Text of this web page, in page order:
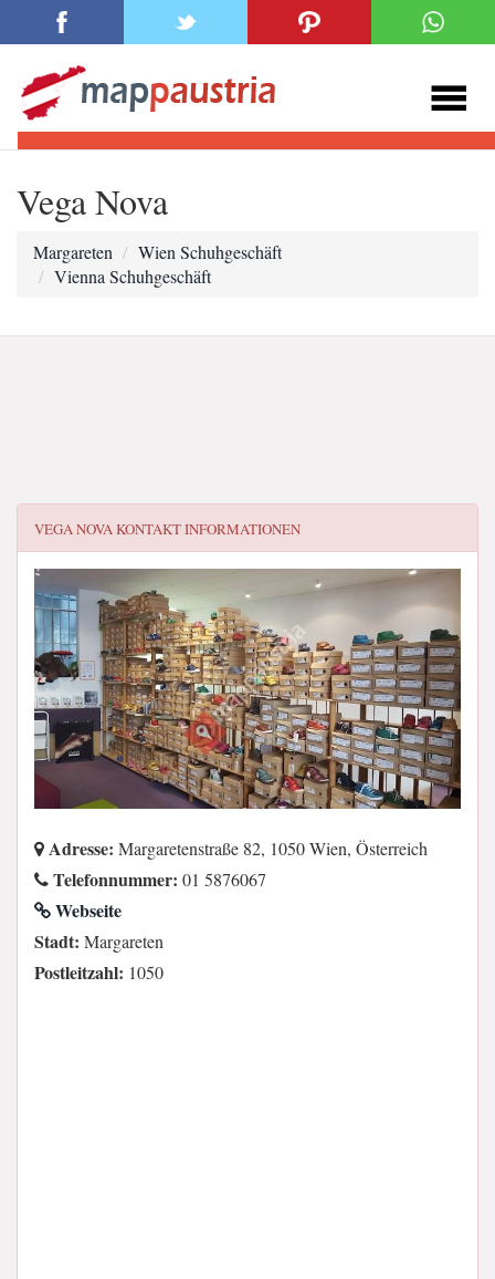
Vega Nova
Margareten
Wien Schuhgeschäft
Vienna Schuhgeschäft
VEGA NOVAKONTAKT INFORMATIONEN
Adresse: Margaretenstraße 82, 1050 Wien, Österreich
Telefonnummer: 01 5876067
Webseite
Stadt: Margareten
Postleitzahl: 1050